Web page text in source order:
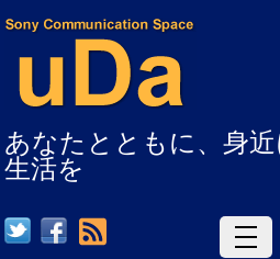
あなたとともに、身
生活を